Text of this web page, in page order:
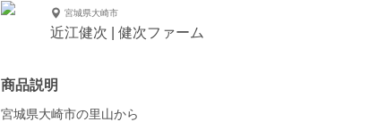
宮城県大崎市
近江健次 | 健次ファーム
商品説明
宮城県大崎市の里山から